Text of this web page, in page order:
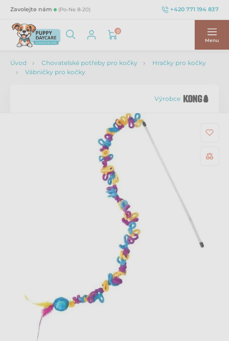
Zavolejte nám (Po-Ne 8-20) +420 771 194 837
0
Menu
Úvod Chovatelské potřeby pro kočky
Hračky pro kočky
Vábničky pro kočky
Výrobce